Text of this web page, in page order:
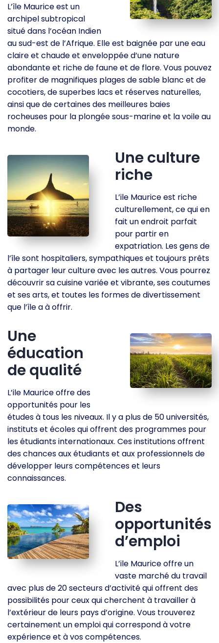
L’île Maurice est un
archipel subtropical
situé dans l’océan Indien
au sud-est de l’Afrique. Elle est baignée par une eau
claire et chaude et enveloppée d’une nature
abondante et riche de faune et de flore. Vous pouvez
profiter de magnifiques plages de sable blanc et de
cocotiers, de superbes lacs et réserves naturelles,
ainsi que de certaines des meilleures baies
rocheuses pour la plongée sous-marine et la voile au
monde.
Une culture
riche
L’ile Maurice est riche
culturellement, ce qui en
fait un endroit parfait
pour partir en
expatriation. Les gens de
l’île sont hospitaliers, sympathiques et toujours prêts
à partager leur culture avec les autres. Vous pourrez
découvrir sa cuisine variée et vibrante, ses coutumes
et ses arts, et toutes les formes de divertissement
que l’île a à offrir.
Une
éducation
de qualité
L’ile Maurice offre des
opportunités pour les
études à tous les niveaux. Il y a plus de 50 universités,
instituts et écoles qui offrent des programmes pour
les étudiants internationaux. Ces institutions offrent
des chances aux étudiants et aux professionnels de
développer leurs compétences et leurs
connaissances.
Des
opportunités
d’emploi
L’ile Maurice offre un
vaste marché du travail
avec plus de 20 secteurs d’activité qui offrent des
possibilités pour ceux qui cherchent à travailler à
l’extérieur de leurs pays d’origine. Vous trouverez
certainement un emploi qui correspond à votre
expérience et à vos compétences.